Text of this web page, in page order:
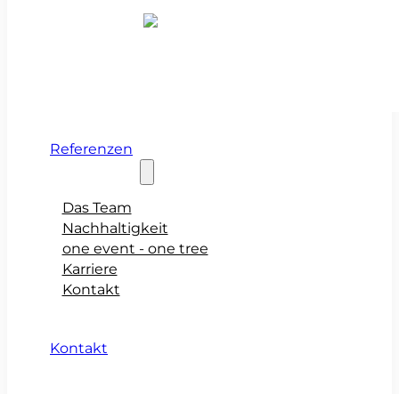
Referenzen
Das Team
Nachhaltigkeit
one event - one tree
Karriere
Kontakt
Kontakt